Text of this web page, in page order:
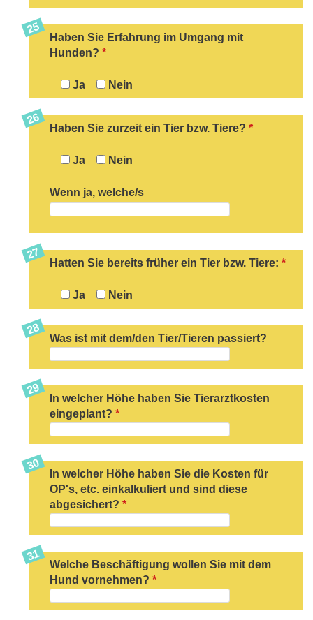
Haben Sie Erfahrung im Umgang mit
Hunden? *
Ja Nein
Haben Sie zurzeit ein Tier bzw. Tiere? *
Ja Nein
Wenn ja, welche/s
Hatten Sie bereits früher ein Tier bzw. Tiere: *
Ja Nein
Was ist mit dem/den Tier/Tieren passiert?
In welcher Höhe haben Sie Tierarztkosten
eingeplant? *
In welcher Höhe haben Sie die Kosten für
OP's, etc. einkalkuliert und sind diese
abgesichert? *
Welche Beschäftigung wollen Sie mit dem
Hund vornehmen? *